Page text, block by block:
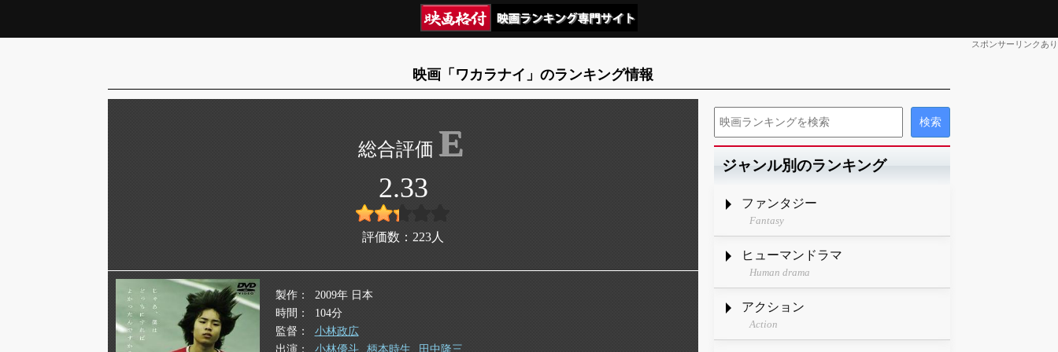
スポンサーリンクあり
映画「ワカラナイ」のランキング情報
E
2.33
評価数： 223 人
製作
2009年 日本
時間
104分
監督
小林政広
出演
小林優斗 柄本時生
田中隆三
ジャンル別のランキング
ファンタジー
Fantasy
ヒューマンドラマ
Human drama
アクション
Action